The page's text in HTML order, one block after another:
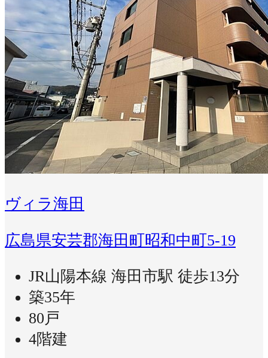
ヴィラ海田
広島県安芸郡海田町昭和中町5-19
JR山陽本線 海田市駅 徒歩13分
築35年
80戸
4階建